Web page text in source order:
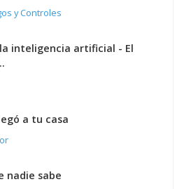
y Controles
inteligencia artificial - El
a tu casa
nadie sabe